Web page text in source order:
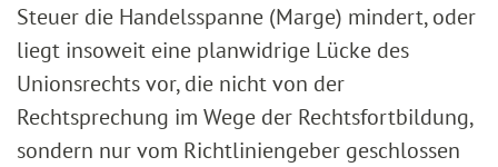
Steuer die Handelsspanne (Marge) mindert, oder
liegt insoweit eine planwidrige Lücke des
Unionsrechts vor, die nicht von der
Rechtsprechung im Wege der Rechtsfortbildung,
sondern nur vom Richtliniengeber geschlossen